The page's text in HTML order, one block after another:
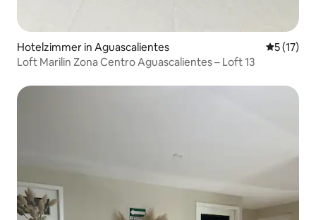
Hotelzimmer in Aguascalientes
5 (17)
Loft Marilin Zona Centro Aguascalientes – Loft 13